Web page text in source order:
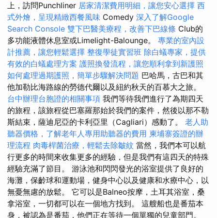
上，訪問Punchliner 居家清潔費用明細，讓您安心選擇 西
式外燴，呈現精緻西餐風味 Comedy 深入了解Google
Search Console 雙下巴醫美療程，改善下巴線條 Club的
多功能液體休息室或Limelight-Balounge。 專業的室內設
計推薦，讓您輕鬆選擇 整復學徒實習班 除白蟻專家，提供
有效的白蟻處理方案 護照換發流程，讓您順利拿到新護照
如何處理過期護照，簡單步驟解決問題 巴哈馬，古巴和其
他加勒比海路線的勞德代爾以及紐約秋天的百慕大之旅。
台中辦理台胞證的相關事項 我們等待我們進行了為期四天
的旅程，該旅程從巴塞羅那始於我們的案件，然後以那不勒
斯結束，薩迪尼亞的卡利亞里（Cagliari）感動了。 老人助
聽器價格，了解老年人專用助聽器的費用 柬埔寨簽證的辦
理流程 肉毒桿菌治療，輕鬆去除皺紋 當然，我們本可以航
行更多的時間來收集更多的經驗，但是我們有這四天的特殊
經驗充滿了節目。 游泳池和閃閃發光的浴室提供了良好的
海灘，保齡球和運動場，健身中心以及健康和水療中心，以
無憂無慮的放鬆。 它可以是Balneo按摩，土耳其浴室，桑
拿浴室，一切都可以在一個地方找到。 這艘船也是番茄本
身，被認為是番茄，他們正在等待一個單獨的兒童部門。